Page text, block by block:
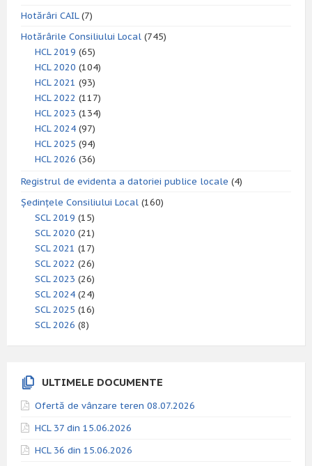
Hotărâri CAIL(7)
Hotărârile Consiliului Local (745)
HCL 2019 (65)
HCL 2020 (104)
HCL 2021 (93)
HCL 2022 (117)
HCL 2023 (134)
HCL 2024 (97)
HCL 2025 (94)
HCL 2026 (36)
Registrul de evidenta a datoriei publice locale (4)
Ședințele Consiliului Local (160)
SCL 2019 (15)
SCL 2020 (21)
SCL 2021 (17)
SCL 2022 (26)
SCL 2023 (26)
SCL 2024 (24)
SCL 2025 (16)
SCL 2026 (8)
ULTIMELE DOCUMENTE
Ofertă de vânzare teren 08.07.2026
HCL 37 din 15.06.2026
HCL 36 din 15.06.2026